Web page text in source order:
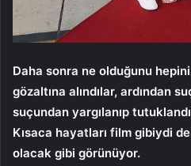
Daha sonra ne olduğunu
gözaltına alındılar, ardından
suçundan yargılanıp
Kısaca hayatları film gibiydi
olacak gibi görünüyor.